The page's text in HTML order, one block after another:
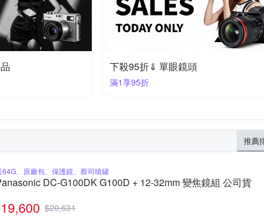
下殺95折⇓ 單眼鏡頭
滿1享95折
推薦
64G、原廠包、保護鏡、蔡司噴罐
DC-G100DK G100D + 12-32mm 變焦鏡組 公司貨
19,600 $20,631